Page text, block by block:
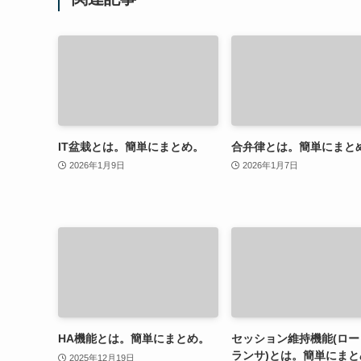
IT盆栽とは。簡単にまとめ。
2026年1月9日
合弁律とは。簡単にまと
2026年1月7日
HA機能とは。簡単にまとめ。
2025年12月19日
セッション維持機能(ロ
ランサ)とは。簡単にま